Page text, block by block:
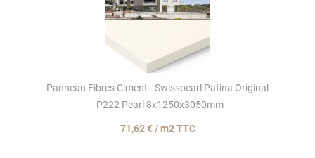
Panneau Fibres Ciment - Swisspearl Patina Original
- P222 Pearl 8x1250x3050mm
71,62 € / m2 TTC